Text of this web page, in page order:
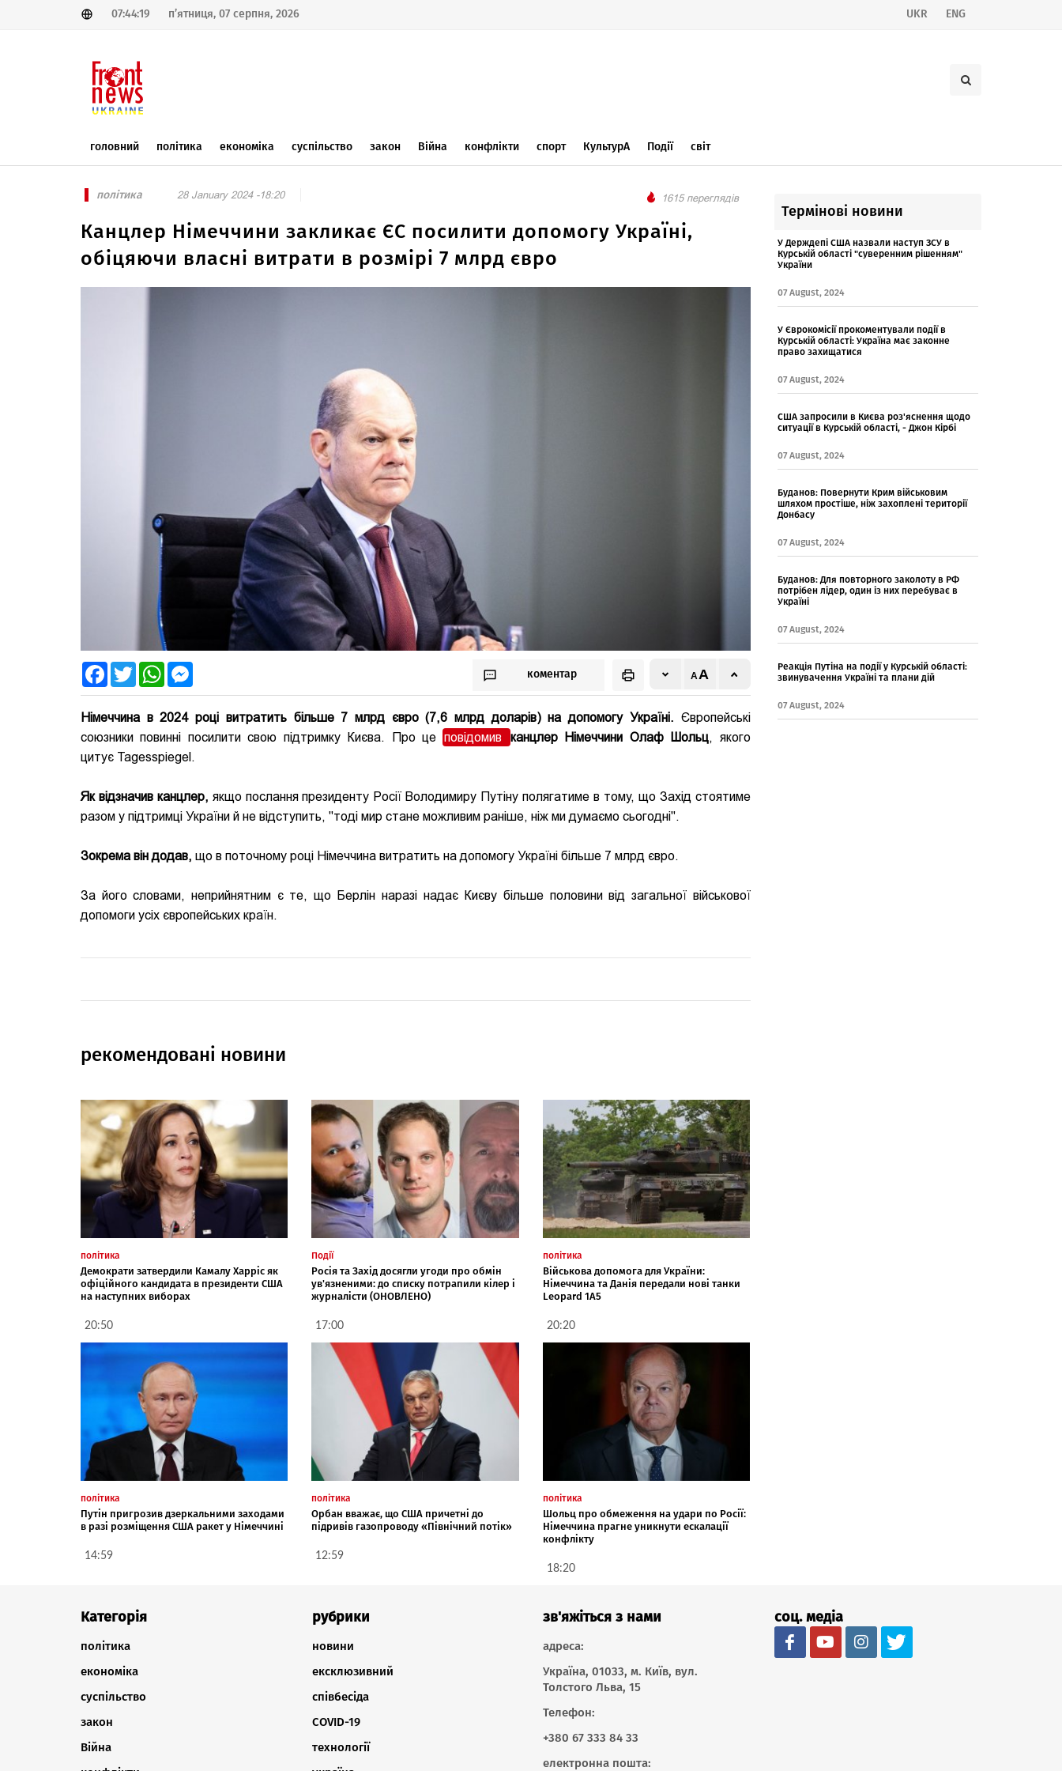
07:44:19 п’ятниця, 07 серпня, 2026 UKR ENG
головний політика економіка суспільство закон Війна конфлікти спорт КультурА Події світ
політика 28 January 2024 -18:20 1615 переглядів
Канцлер Німеччини закликає ЄС посилити допомогу Україні,
обіцяючи власні витрати в розмірі 7 млрд євро
FacebookTwitter WhatsApp коментар
Німеччина в 2024 році витратить більше 7 млрд євро (7,6 млрд доларів) на допомогу Україні. Європейські
союзники повинні посилити свою підтримку Києва. Про це повідомив канцлер Німеччини Олаф Шольц, якого
цитує Tagesspiegel.
Як відзначив канцлер, якщо послання президенту Росії Володимиру Путіну полягатиме в тому, що Захід стоятиме
разом у підтримці України й не відступить, "тоді мир стане можливим раніше, ніж ми думаємо сьогодні".
Зокрема він додав, що в поточному році Німеччина витратить на допомогу Україні більше 7 млрд євро.
За його словами, неприйнятним є те, що Берлін наразі надає Києву більше половини від загальної військової
допомоги усіх європейських країн.
рекомендовані новини
політика
Демократи затвердили Камалу Харріс як
офіційного кандидата в президенти США
на наступних виборах
20:50
Події
Росія та Захід досягли угоди про обмін
ув'язненими: до списку потрапили кілер і
журналісти (ОНОВЛЕНО)
17:00
політика
Військова допомога для України:
Німеччина та Данія передали нові танки
Leopard 1A5
20:20
політика
Путін пригрозив дзеркальними заходами
в разі розміщення США ракет у Німеччині
14:59
політика
Орбан вважає, що США причетні до
підривів газопроводу «Північний потік»
12:59
політика
Шольц про обмеження на удари по Росії:
Німеччина прагне уникнути ескалації
конфлікту
18:20
Термінові новини
У Держдепі США назвали наступ ЗСУ в
Курській області "суверенним рішенням"
України
07 August, 2024
У Єврокомісії прокоментували події в
Курській області: Україна має законне
право захищатися
07 August, 2024
США запросили в Києва роз'яснення щодо
ситуації в Курській області, - Джон Кірбі
07 August, 2024
Буданов: Повернути Крим військовим
шляхом простіше, ніж захоплені території
Донбасу
07 August, 2024
Буданов: Для повторного заколоту в РФ
потрібен лідер, один із них перебуває в
Україні
07 August, 2024
Реакція Путіна на події у Курській області:
звинувачення Україні та плани дій
07 August, 2024
Категорія
політика
економіка
суспільство
закон
Війна
рубрики
новини
ексклюзивний
співбесіда
COVID-19
технології
зв'яжіться з нами
адреса:
Україна, 01033, м. Київ, вул.
Толстого Льва, 15
Телефон:
+380 67 333 84 33
електронна пошта:
соц. медіа